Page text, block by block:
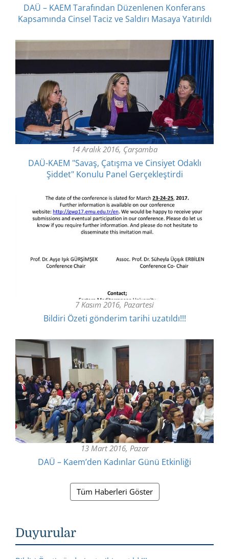
DAÜ – KAEM Tarafından Düzenlenen Konferans
Kapsamında Cinsel Taciz ve Saldırı Masaya Yatırıldı
14 Aralık 2016, Çarşamba
DAÜ-KAEM "Savaş, Çatışma ve Cinsiyet Odaklı
Şiddet" Konulu Panel Gerçekleştirdi
7 Kasım 2016, Pazartesi
Bildiri Özeti gönderim tarihi uzatıldı!!!
13 Mart 2016, Pazar
DAÜ – Kaem’den Kadınlar Günü Etkinliği
Tüm Haberleri Göster
Duyurular